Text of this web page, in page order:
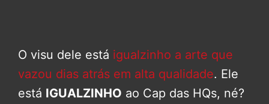
O visu dele está igualzinho a arte que
vazou dias atrás em alta qualidade. Ele
está IGUALZINHO ao Cap das HQs, né?